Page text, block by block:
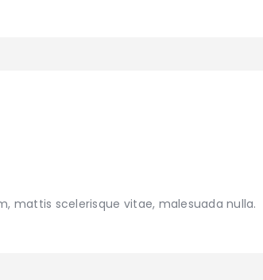
mattis scelerisque vitae, malesuada nulla.